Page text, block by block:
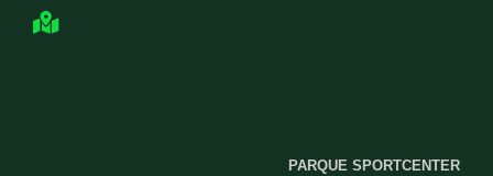
PARQUE SPORTCENTER